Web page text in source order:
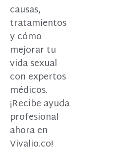
causas,
tratamientos
y cómo
mejorar tu
vida sexual
con expertos
médicos.
¡Recibe ayuda
profesional
ahora en
Vivalio.co!